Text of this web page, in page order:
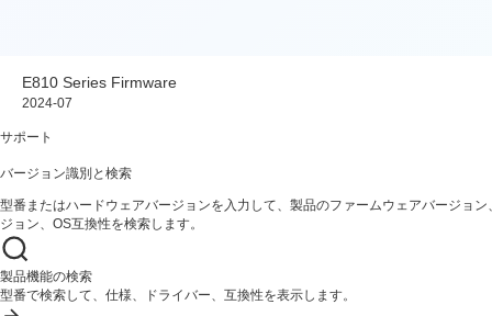
E810 Series Firmware
2024-07
サポート
バージョン識別と検索
型番またはハードウェアバージョンを入力して、製品のファームウェアバージョ
ジョン、OS互換性を検索します。
製品機能の検索
型番で検索して、仕様、ドライバー、互換性を表示します。